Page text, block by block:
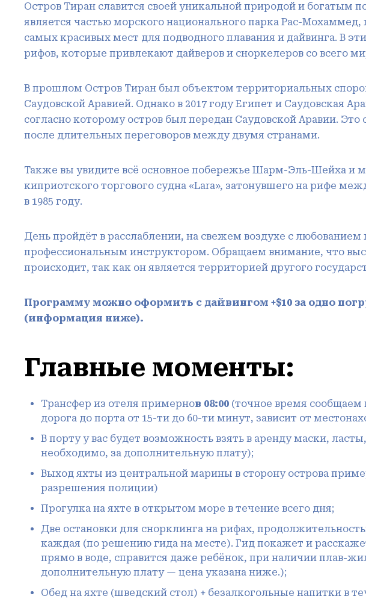
Остров Тиран славится своей уникальной природой и богатым
является частью морского национального парка Рас-
самых красивых мест для подводного плавания и дайвинга. В
рифов, которые привлекают дайверов и сноркелеров со всего
В прошлом Остров Тиран был объектом территориальных
Саудовской Аравией. Однако в 2017 году Египет и Саудовская
согласно которому остров был передан Саудовской Аравии.
после длительных переговоров между двумя странами.
Также вы увидите всё основное побережье Шарм-Эль-Шейха и
киприотского торгового судна «Lara», затонувшего на рифе
в 1985 году.
День пройдёт в расслаблении, на свежем воздухе с любованием
профессиональным инструктором. Обращаем внимание, что
происходит, так как он является территорией другого
Программу можно оформить с дайвингом +$10 за одно
(информация ниже).
Главные моменты:
Трансфер из отеля примернов 08:00 (точное время сообщаем
дорога до порта от 15-ти до 60-ти минут, зависит от
В порту у вас будет возможность взять в аренду маски,
необходимо, за дополнительную плату);
Выход яхты из центральной марины в сторону острова
разрешения полиции)
Прогулка на яхте в открытом море в течение всего дня;
Две остановки для снорклинга на рифах,
каждая (по решению гида на месте). Гид покажет и
прямо в воде, справится даже ребёнок, при наличии плав-
дополнительную плату — цена указана ниже.);
Обед на яхте (шведский стол) + безалкогольные напитки в